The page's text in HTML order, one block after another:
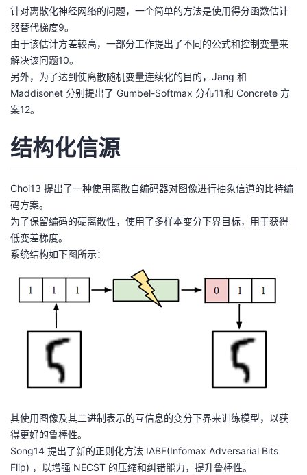
针对离散化神经网络的问题，一个简单的方法是使用得分函数估计
器替代梯度9。
由于该估计方差较高，一部分工作提出了不同的公式和控制变量来
解决该问题10。
另外，为了达到使离散随机变量连续化的目的，Jang 和
Maddisonet 分别提出了 Gumbel-Softmax 分布11和 Concrete 方
案12。
结构化信源
Choi13 提出了一种使用离散自编码器对图像进行抽象信道的比特编
码方案。
为了保留编码的硬离散性，使用了多样本变分下界目标，用于获得
低变差梯度。
系统结构如下图所示：
其使用图像及其二进制表示的互信息的变分下界来训练模型，以获
得更好的鲁棒性。
Song14 提出了新的正则化方法 IABF(Infomax Adversarial Bits
Flip) ，以增强 NECST 的压缩和纠错能力，提升鲁棒性。